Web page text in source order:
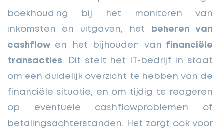
boekhouding bij het monitoren van
inkomsten en uitgaven, het
beheren van
cashflow en het bijhouden van financiële
transacties. Dit stelt het IT-bedrijf in staat
om een duidelijk overzicht te hebben van de
financiële situatie, en om tijdig te reageren
op eventuele cashflowproblemen of
betalingsachterstanden. Het zorgt ook voor